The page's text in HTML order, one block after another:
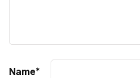
Name*